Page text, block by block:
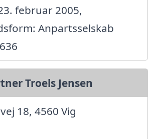
februar 2005,
Anpartsselskab
Troels Jensen
18, 4560 Vig